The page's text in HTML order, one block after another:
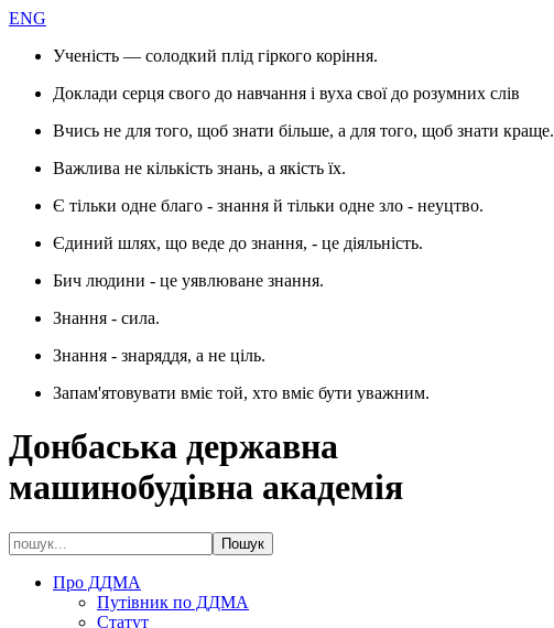
ENG
Ученість — солодкий плід гіркого коріння.
Доклади серця свого до навчання і вуха свої до розумних слів
Вчись не для того, щоб знати більше, а для того, щоб знати краще.
Важлива не кількість знань, а якість їх.
Є тільки одне благо - знання й тільки одне зло - неуцтво.
Єдиний шлях, що веде до знання, - це діяльність.
Бич людини - це уявлюване знання.
Знання - сила.
Знання - знаряддя, а не ціль.
Запам'ятовувати вміє той, хто вміє бути уважним.
Донбаська державна
машинобудівна академія
Про ДДМА
Путівник по ДДМА
Статут